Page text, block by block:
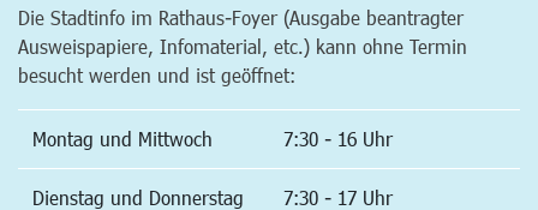
Die Stadtinfo im Rathaus-Foyer (Ausgabe beantragter
Ausweispapiere, Infomaterial, etc.) kann ohne Termin
besucht werden und ist geöffnet:
Montag und Mittwoch 7:30 - 16 Uhr
Dienstag und Donnerstag 7:30 - 17 Uhr